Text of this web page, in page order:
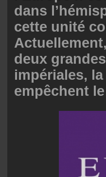
dans
cette unité
deux
impériales,
empêchent